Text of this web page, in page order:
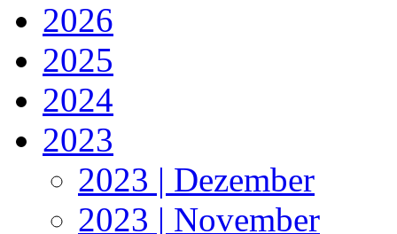
2026
2025
2024
2023
2023 | Dezember
2023 | November